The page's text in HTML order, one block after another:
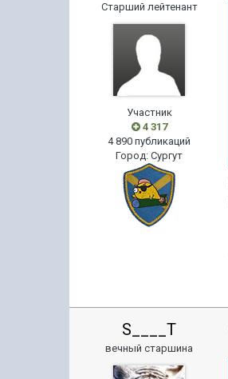
Старший лейтенант
Участник
4 317
4 890 публикаций
Город:Сургут
S____T
вечный старшина